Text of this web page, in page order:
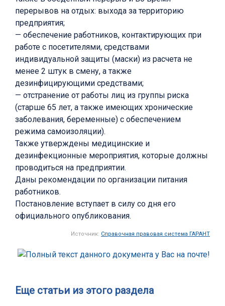
перерывов на отдых: выхода за территорию
предприятия;
— обеспечение работников, контактирующих при
работе с посетителями, средствами
индивидуальной защиты (маски) из расчета не
менее 2 штук в смену, а также
дезинфицирующими средствами;
— отстранение от работы лиц из группы риска
(старше 65 лет, а также имеющих хронические
заболевания, беременные) с обеспечением
режима самоизоляции).
Также утверждены медицинские и
дезинфекционные мероприятия, которые должны
проводиться на предприятии.
Даны рекомендации по организации питания
работников.
Постановление вступает в силу со дня его
официального опубликования.
Источник: Справочная правовая система ГАРАНТ
Еще статьи из этого раздела